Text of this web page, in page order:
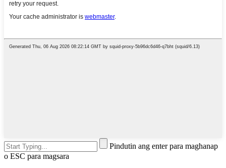
Pindutin ang enter para maghanap
o ESC para magsara